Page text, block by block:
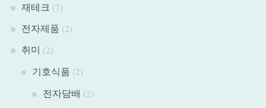
재테크 (7)
전자제품 (2)
취미 (2)
기호식품 (2)
전자담배 (2)